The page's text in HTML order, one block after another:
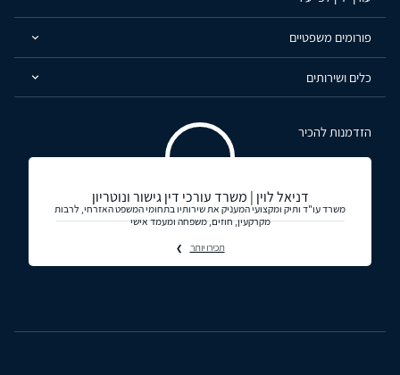
פורומים משפטיים
כלים ושירותים
הזדמנות להכיר
דניאל לוין | משרד עורכי דין גישור ונוטריון
משרד עו"ד ותיק ומקצועי המעניק את שירותיו בתחומי המשפט האזרחי, לרבות
מקרקעין, חוזים, משפחה ומעמד אישי
תכירו יותר